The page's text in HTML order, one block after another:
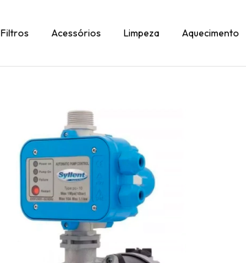
Filtros Acessórios Limpeza Aquecimento